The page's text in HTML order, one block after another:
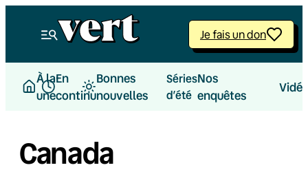
Je fais un don
À la
une
En
continu
Bonnes
nouvelles
Séries
d’été
Nos
enquêtes
Canada